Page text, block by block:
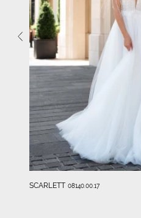
SCARLETT 08140.00.17